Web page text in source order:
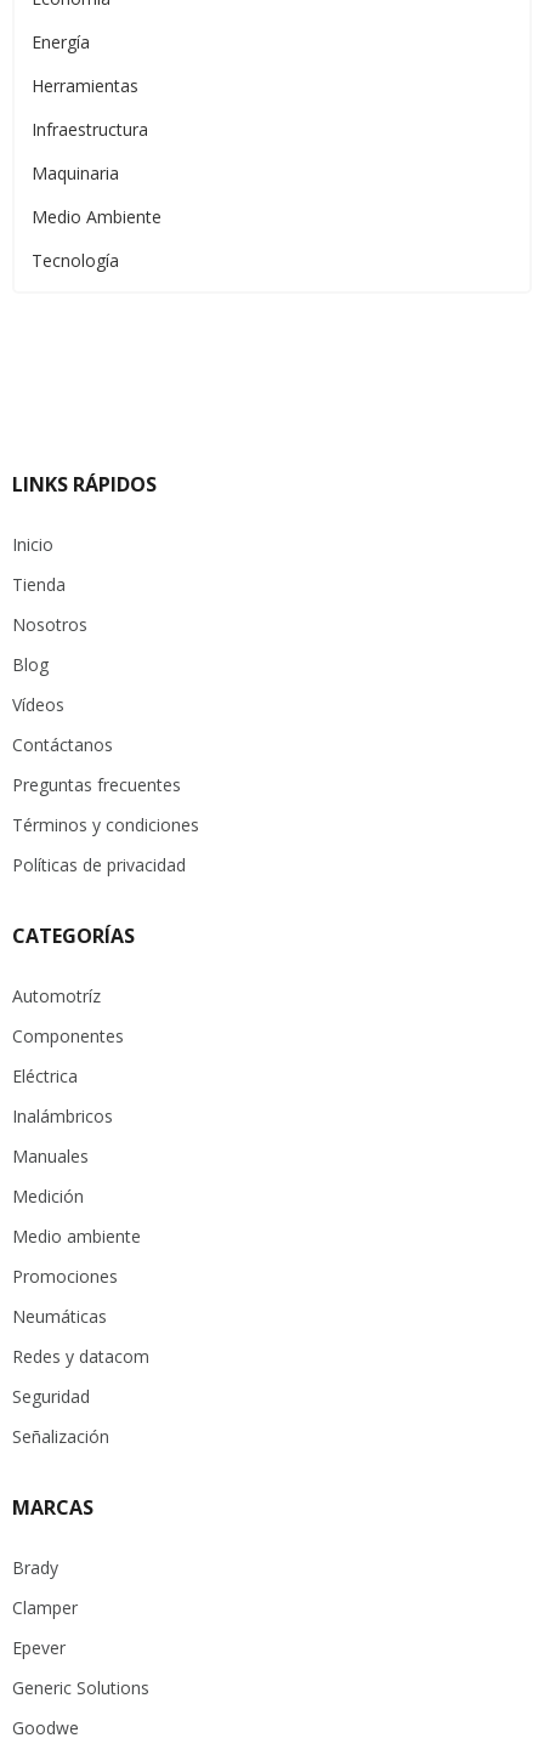
Energía
Herramientas
Infraestructura
Maquinaria
Medio Ambiente
Tecnología
LINKS RÁPIDOS
Inicio
Tienda
Nosotros
Blog
Vídeos
Contáctanos
Preguntas frecuentes
Términos y condiciones
Políticas de privacidad
CATEGORÍAS
Automotríz
Componentes
Eléctrica
Inalámbricos
Manuales
Medición
Medio ambiente
Promociones
Neumáticas
Redes y datacom
Seguridad
Señalización
MARCAS
Brady
Clamper
Epever
Generic Solutions
Goodwe